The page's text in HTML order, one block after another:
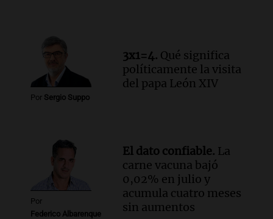
Por Sergio Suppo
3x1=4. Qué significa
políticamente la visita
del papa León XIV
Por
Federico Albarenque
El dato confiable. La
carne vacuna bajó
0,02% en julio y
acumula cuatro meses
sin aumentos